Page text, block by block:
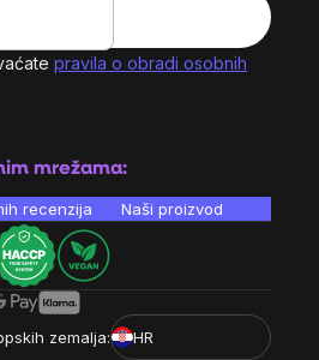
pravila o obradi osobnih
mrežama:
recenzija Naši proizvodi su
zemalja:
HR